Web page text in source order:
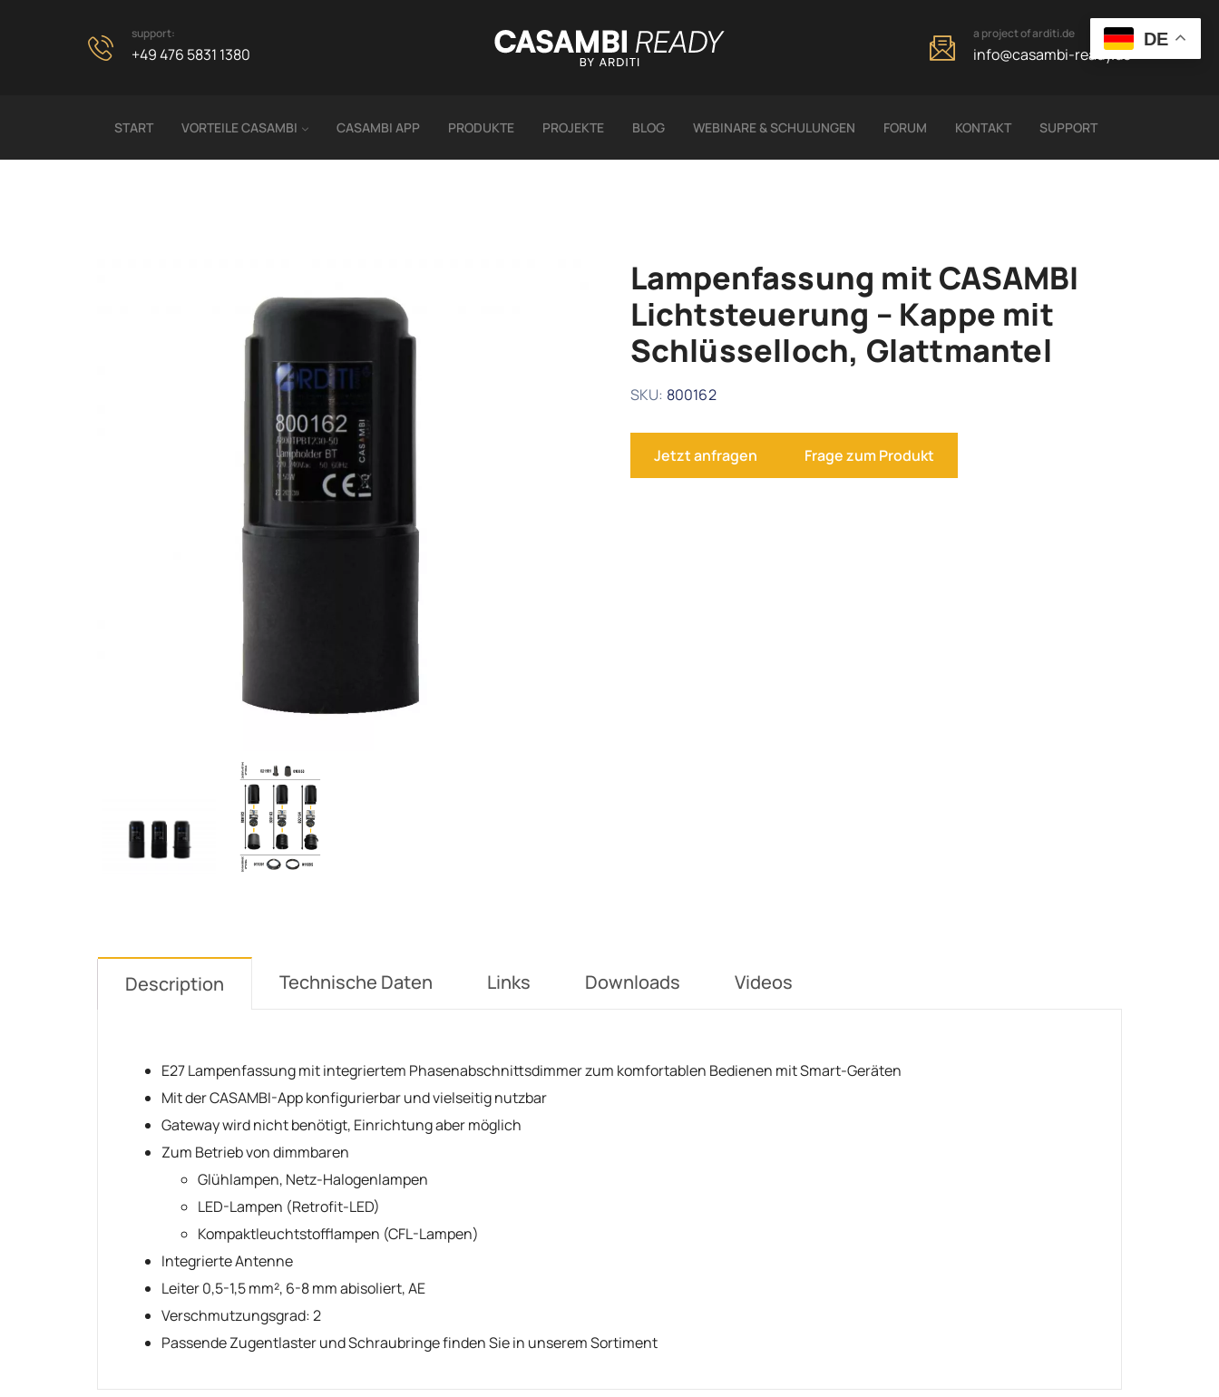
support:
+49 476 5831 1380
a project of arditi.de
info@casambi-ready.de
START VORTEILE CASAMBI CASAMBI APP PRODUKTE PROJEKTE BLOG WEBINARE & SCHULUNGEN FORUM KONTAKT SUPPORT
Lampenfassung mit CASAMBI
Lichtsteuerung – Kappe mit
Schlüsselloch, Glattmantel
SKU: 800162
Jetzt anfragen Frage zum Produkt
Description Technische Daten Links Downloads Videos
E27 Lampenfassung mit integriertem Phasenabschnittsdimmer zum komfortablen Bedienen mit Smart-Geräten
Mit der CASAMBI-App konfigurierbar und vielseitig nutzbar
Gateway wird nicht benötigt, Einrichtung aber möglich
Zum Betrieb von dimmbaren
Glühlampen, Netz-Halogenlampen
LED-Lampen (Retrofit-LED)
Kompaktleuchtstofflampen (CFL-Lampen)
Integrierte Antenne
Leiter 0,5-1,5 mm², 6-8 mm abisoliert, AE
Verschmutzungsgrad: 2
Passende Zugentlaster und Schraubringe finden Sie in unserem Sortiment
DE